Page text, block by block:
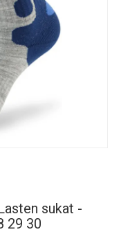
sukat -
29 30